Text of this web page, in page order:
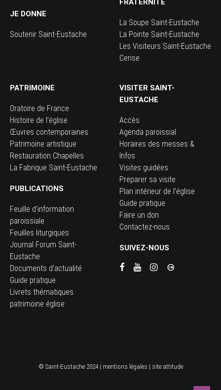
JE DONNE
Soutenir Saint-Eustache
FRATERNITÉ
La Soupe Saint-Eustache
La Pointe Saint-Eustache
Les Visiteurs Saint-Eustache
Cerise
PATRIMOINE
Oratoire de France
Histoire de l’église
Œuvres contemporaines
Patrimoine artistique
Restauration Chapelles
La Fabrique Saint-Eustache
PUBLICATIONS
Feuille d’information
paroissiale
Feuilles liturgiques
Journal Forum Saint-
Eustache
Documents d’actualité
Guide pratique
Livrets thématiques
patrimoine église
VISITER SAINT-
EUSTACHE
Accès
Agenda paroissial
Horaires des messes &
Infos
Visites guidées
Preparer sa visite
Plan intérieur de l’église
Guide pratique
Faire un don
Contactez-nous
SUIVEZ-NOUS
© Saint-Eustache 2024 | mentions légales | site:attitude